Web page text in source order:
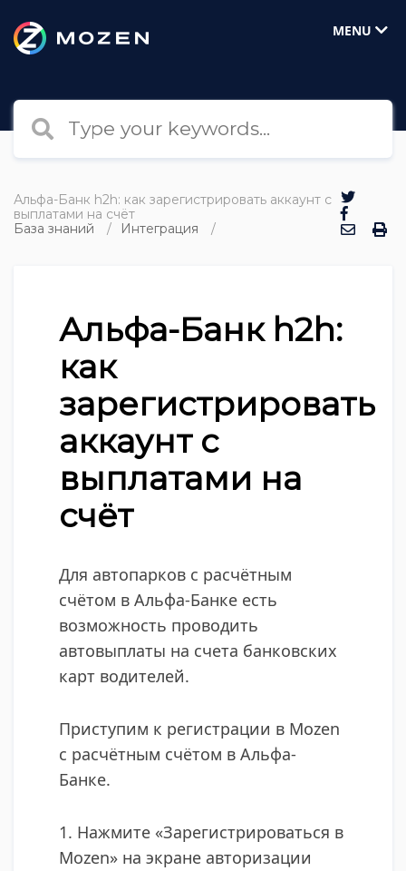
MENU
База знаний Интеграция
Альфа-Банк h2h: как зарегистрировать аккаунт с
выплатами на счёт
Альфа-Банк h2h:
как
зарегистрировать
аккаунт с
выплатами на
счёт
Для автопарков с расчётным
счётом в Альфа-Банке есть
возможность проводить
автовыплаты на счета банковских
карт водителей.
Приступим к регистрации в Mozen
с расчётным счётом в Альфа-
Банке.
1. Нажмите «Зарегистрироваться в
Mozen» на экране авторизации